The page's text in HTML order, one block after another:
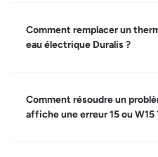
Comment remplacer un
eau électrique Duralis ?
Comment résoudre un
affiche une erreur 15 ou W15